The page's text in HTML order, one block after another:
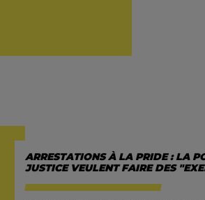
ARRESTATIONS À LA PRIDE : LA
JUSTICE VEULENT FAIRE DES